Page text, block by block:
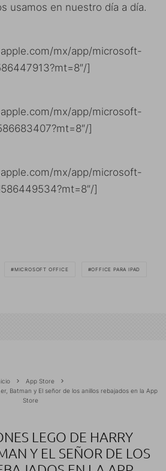
usamos en nuestro día a día.
mx/app/microsoft-
]
mx/app/microsoft-
]
mx/app/microsoft-
]
MICROSOFT OFFICE OFFICE PARA IPAD
App Store
Batman y El señor de los anillos rebajados en la App
Store
LEGO DE HARRY
Y EL SEÑOR DE LOS